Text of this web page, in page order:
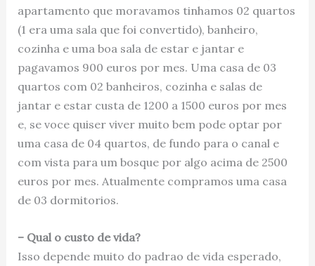
apartamento que moravamos tinhamos 02 quartos
(1 era uma sala que foi convertido), banheiro,
cozinha e uma boa sala de estar e jantar e
pagavamos 900 euros por mes. Uma casa de 03
quartos com 02 banheiros, cozinha e salas de
jantar e estar custa de 1200 a 1500 euros por mes
e, se voce quiser viver muito bem pode optar por
uma casa de 04 quartos, de fundo para o canal e
com vista para um bosque por algo acima de 2500
euros por mes. Atualmente compramos uma casa
de 03 dormitorios.
– Qual o custo de vida?
Isso depende muito do padrao de vida esperado,